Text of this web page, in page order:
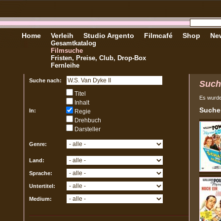
Home Verleih
Gesamtkatalog
Filmsuche
Fristen, Preise, Club, Drop-Box
Fernleihe
Studio Argento Filmcafé Shop
Suche nach:
In:
Titel
Inhalt
Regie
Drehbuch
Darsteller
Genre:
Land:
Sprache:
Untertitel:
Medium:
Es